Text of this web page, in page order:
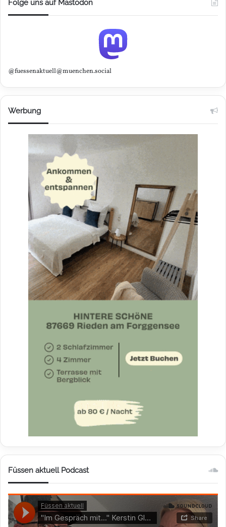
Folge uns auf Mastodon
@fuessenaktuell@muenchen.social
Werbung
Füssen aktuell Podcast